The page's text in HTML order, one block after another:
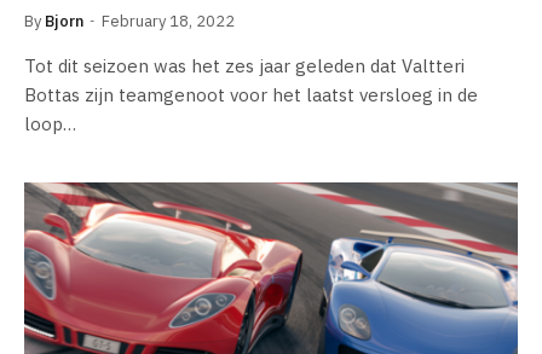
By Bjorn February 18, 2022
Tot dit seizoen was het zes jaar geleden dat Valtteri
Bottas zijn teamgenoot voor het laatst versloeg in de
loop…